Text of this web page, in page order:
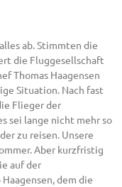
ab. Stimmten die
die Fluggesellschaft
Thomas Haagensen
Situation. Nach fast
Flieger der
sei lange nicht mehr so
zu reisen. Unsere
Aber kurzfristig
auf der
dem die